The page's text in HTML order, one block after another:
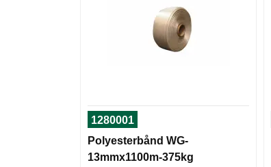
1280001
Polyesterbånd WG-
13mmx1100m-375kg